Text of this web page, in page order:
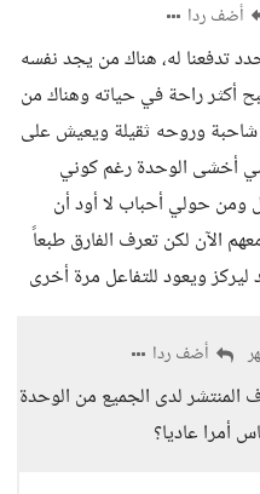
أضف ردا
تدفعنا له، هناك من يجد نفسه
أكثر راحة في حياته وهناك من
وروحه ثقيلة ويعيش على
أخشى الوحدة رغم كوني
حولي أحباب لا أود أن
الآن لكن تعرف الفارق طبعاً
ويعود للتفاعل مرة أخرى
أضف ردا
لدى الجميع من الوحدة
أمرا عاديا؟